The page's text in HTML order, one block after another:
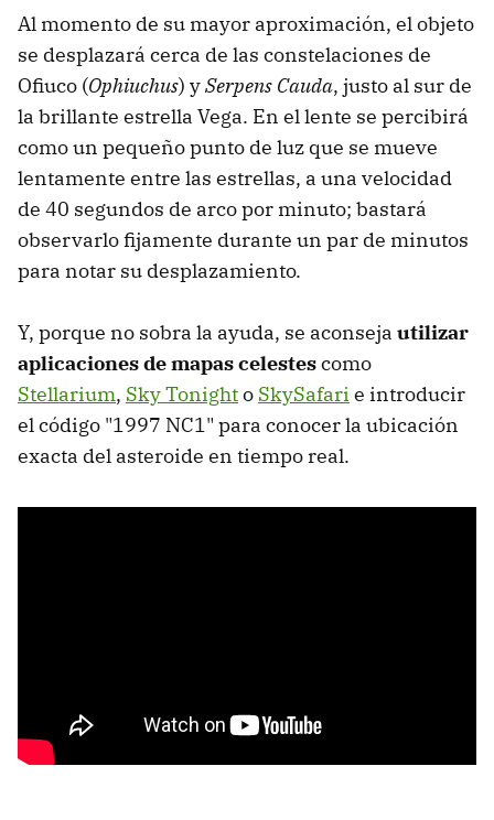
Al momento de su mayor aproximación, el objeto
se desplazará cerca de las constelaciones de
Ofiuco (Ophiuchus) ySerpens Cauda, justo al sur de
la brillante estrella Vega. En el lente se percibirá
como un pequeño punto de luz que se mueve
lentamente entre las estrellas, a una velocidad
de 40 segundos de arco por minuto; bastará
observarlo fijamente durante un par de minutos
para notar su desplazamiento.
Y, porque no sobra la ayuda, se aconseja utilizar
aplicaciones de mapas celestescomo
Stellarium, Sky Tonighto SkySafari e introducir
el código "1997 NC1" para conocer la ubicación
exacta del asteroide en tiempo real.